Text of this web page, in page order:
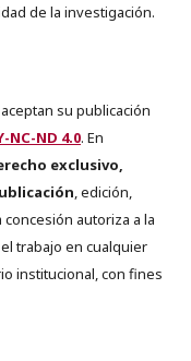
de la investigación.
su publicación
NC-ND 4.0. En
exclusivo,
, edición,
autoriza a la
trabajo en cualquier
institucional, con fines